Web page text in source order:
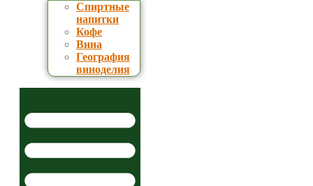
Спиртные
напитки
Кофе
Вина
География
виноделия